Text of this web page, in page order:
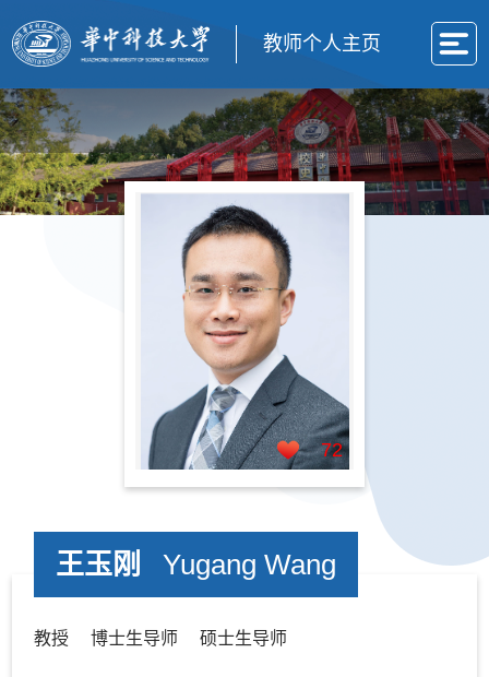
教师个人主页
72
王玉刚 Yugang Wang
教授 博士生导师 硕士生导师